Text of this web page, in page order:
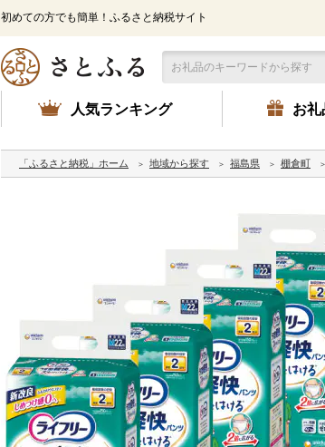
初めての方でも簡単！ふるさと納税サイト
人気ランキング お礼
「ふるさと納税」ホーム 地域から探す 福島県 棚倉町